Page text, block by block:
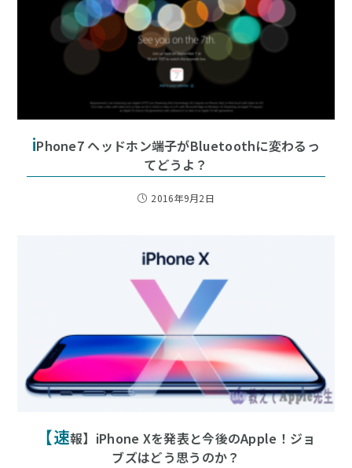
iPhone7 ヘッドホン端子がBluetoothに変わるっ
てどうよ？
2016年9月2日
【速報】iPhone Xを発表と今後のApple！ジョ
ブズはどう思うのか？